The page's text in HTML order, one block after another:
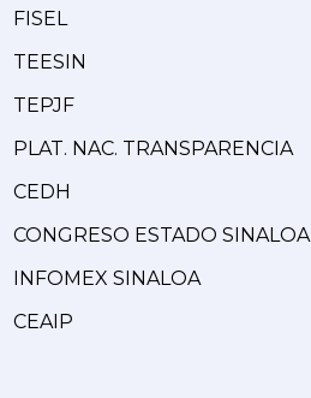
FISEL
TEESIN
TEPJF
PLAT. NAC. TRANSPARENCIA
CEDH
CONGRESO ESTADO SINALOA
INFOMEX SINALOA
CEAIP